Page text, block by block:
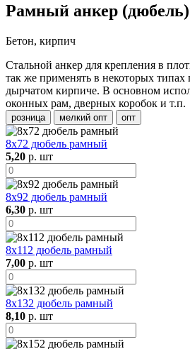
Рамный анкер (дюбель)
Бетон, кирпич
Стальной анкер для крепления в
так же применять в некоторых типах
дырчатом кирпиче. В основном
оконных рам, дверных коробок и т.п.
розница мелкий опт опт
8х72 дюбель рамный
5,20 р. шт
8х92 дюбель рамный
6,30 р. шт
8х112 дюбель рамный
7,00 р. шт
8х132 дюбель рамный
8,10 р. шт